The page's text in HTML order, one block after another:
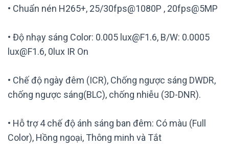
• Chuẩn nén H265+, 25/30fps@1080P , 20fps@5MP
• Độ nhạy sáng Color: 0.005 lux@F1.6, B/W: 0.0005
lux@F1.6, 0lux IR On
• Chế độ ngày đêm (ICR), Chống ngược sáng DWDR,
chống ngược sáng(BLC), chống nhiễu (3D-DNR).
• Hỗ trợ 4 chế độ ánh sáng ban đêm: Có màu (Full
Color), Hồng ngoại, Thông minh và Tắt